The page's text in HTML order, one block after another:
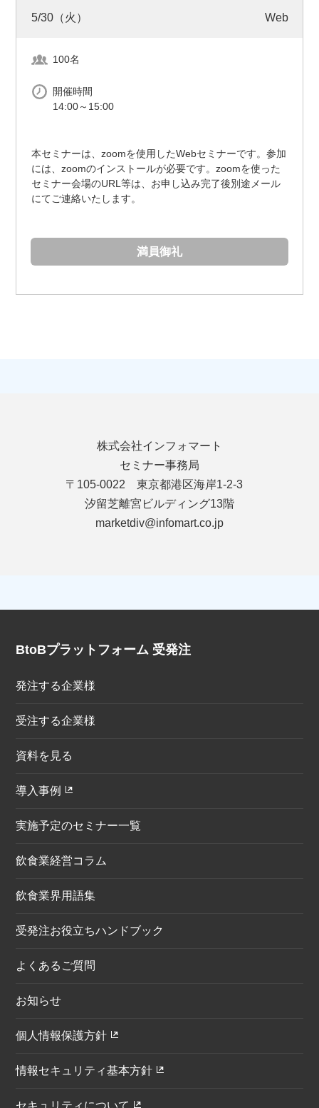
5/30（火） Web
100名
開催時間
14:00～15:00
本セミナーは、zoomを使用したWebセミナーです。参加
には、zoomのインストールが必要です。zoomを使った
セミナー会場のURL等は、お申し込み完了後別途メール
にてご連絡いたします。
満員御礼
株式会社インフォマート
セミナー事務局
〒105-0022 東京都港区海岸1-2-3
汐留芝離宮ビルディング13階
marketdiv@infomart.co.jp
BtoBプラットフォーム 受発注
発注する企業様
受注する企業様
資料を見る
導入事例
実施予定のセミナー一覧
飲食業経営コラム
飲食業界用語集
受発注お役立ちハンドブック
よくあるご質問
お知らせ
個人情報保護方針
情報セキュリティ基本方針
セキュリティについて